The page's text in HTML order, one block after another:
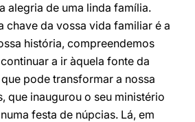
alegria de uma linda família.
chave da vossa vida familiar é a
história, compreendemos
a ir àquela fonte da
pode transformar a nossa
que inaugurou o seu ministério
festa de núpcias. Lá, em